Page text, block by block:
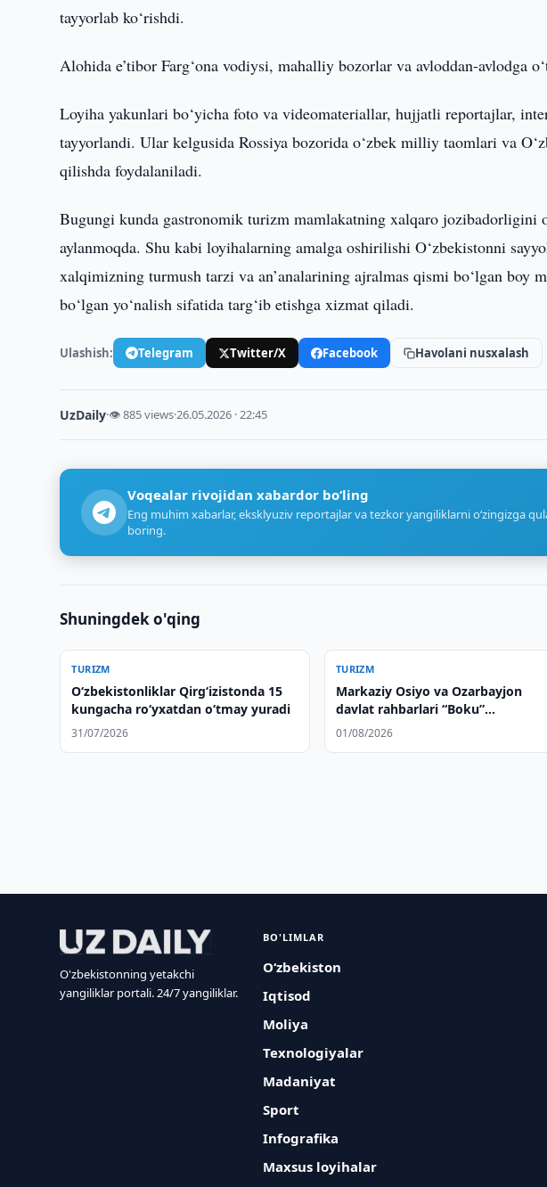
tayyorlab ko‘rishdi.
Alohida e’tibor Farg‘ona vodiysi, mahalliy bozorlar va avloddan-avlodga
Loyiha yakunlari bo‘yicha foto va videomateriallar, hujjatli reportajlar,
tayyorlandi. Ular kelgusida Rossiya bozorida o‘zbek milliy taomlari va
qilishda foydalaniladi.
Bugungi kunda gastronomik turizm mamlakatning xalqaro
aylanmoqda. Shu kabi loyihalarning amalga oshirilishi O‘zbekistonni
xalqimizning turmush tarzi va an’analarining ajralmas qismi bo‘lgan boy
bo‘lgan yo‘nalish sifatida targ‘ib etishga xizmat qiladi.
Ulashish: Telegram Twitter/X Facebook Havolani nusxalash
UzDaily·👁 885 views·26.05.2026 · 22:45
Voqealar rivojidan xabardor bo‘ling
Eng muhim xabarlar, eksklyuziv reportajlar va tezkor yangiliklarni o‘zingizga
boring.
Shuningdek o'qing
TURIZM
O‘zbekistonliklar Qirg‘izistonda 15
kungacha ro‘yxatdan o‘tmay yuradi
31/07/2026
TURIZM
Markaziy Osiyo va Ozarbayjon
davlat rahbarlari “Boku”
mehmonxonasining ochilish
01/08/2026
O'zbekistonning yetakchi
yangiliklar portali. 24/7 yangiliklar.
BO'LIMLAR
O‘zbekiston
Iqtisod
Moliya
Texnologiyalar
Madaniyat
Sport
Infografika
Maxsus loyihalar